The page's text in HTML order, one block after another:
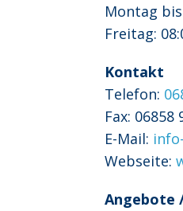
Montag
Freitag:
Kontakt
Telefon:
Fax: 06858
E-Mail:
Webseite:
Angebote